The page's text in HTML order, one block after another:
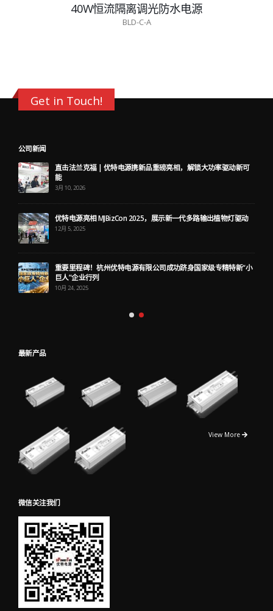
40W恒流隔离调光防水电源
BLD-C-A
Get in Touch!
公司新闻
直击法兰克福 | 优特电源携新品重磅亮相，解锁大功率驱动新可
能
3月 10, 2026
优特电源亮相 MJBizCon 2025，展示新一代多路输出植物灯驱动
12月 5, 2025
重要里程碑！杭州优特电源有限公司成功跻身国家级专精特新“小
巨人”企业行列
10月 24, 2025
最新产品
View More
微信关注我们